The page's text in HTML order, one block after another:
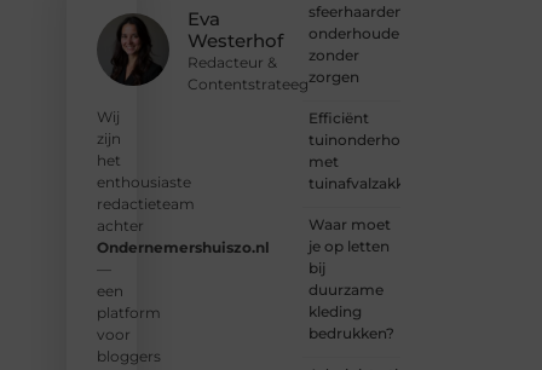
Eva
Westerhof
Redacteur &
Contentstrateeg
Wij
zijn
het
enthousiaste
redactieteam
achter
Ondernemershuiszo.nl
—
een
platform
voor
bloggers
sfeerhaarden
onderhouden
zonder
zorgen
Efficiënt
tuinonderhoud
met
tuinafvalzakken
Waar moet
je op letten
bij
duurzame
kleding
bedrukken?